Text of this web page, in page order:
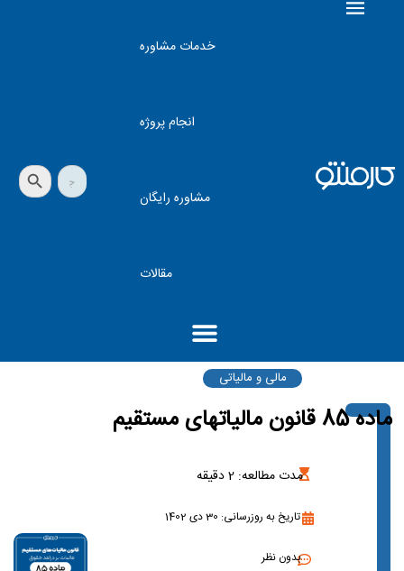
خدمات مشاوره
انجام پروژه
مشاوره رایگان
مقالات
جستجو
برای:
دکمه جستجو
مالی و مالیاتی
ماده 85 قانون مالیاتهای مستقیم
مدت مطالعه: 2دقیقه
تاریخ به روزرسانی: 30 دی 1402
بدون نظر